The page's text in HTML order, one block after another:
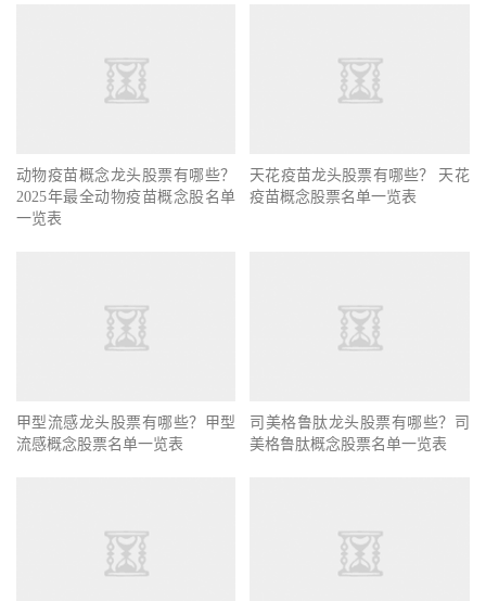
动物疫苗概念龙头股票有哪些？
2025年最全动物疫苗概念股名单
一览表
天花疫苗龙头股票有哪些？ 天花
疫苗概念股票名单一览表
甲型流感龙头股票有哪些？甲型
流感概念股票名单一览表
司美格鲁肽龙头股票有哪些？司
美格鲁肽概念股票名单一览表